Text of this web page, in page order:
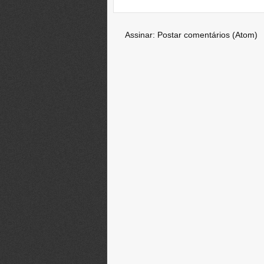
Assinar: Postar comentários (Atom)